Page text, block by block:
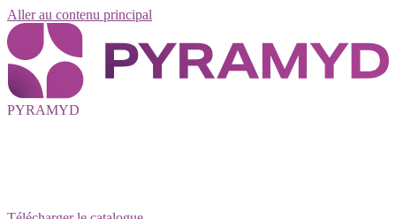
Aller au contenu principal
PYRAMYD